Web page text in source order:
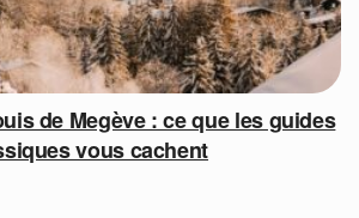
de Megève : ce que les guides
vous cachent